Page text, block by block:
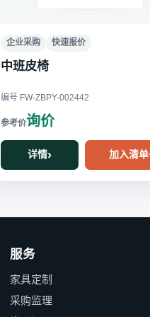
企业采购 快速报价
中班皮椅
编号 FW-ZBPY-002442
询价
详情 加入清单
服务
家具定制
采购监理